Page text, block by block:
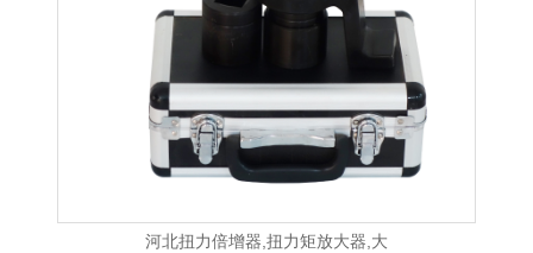
河北扭力倍增器,扭力矩放大器,大